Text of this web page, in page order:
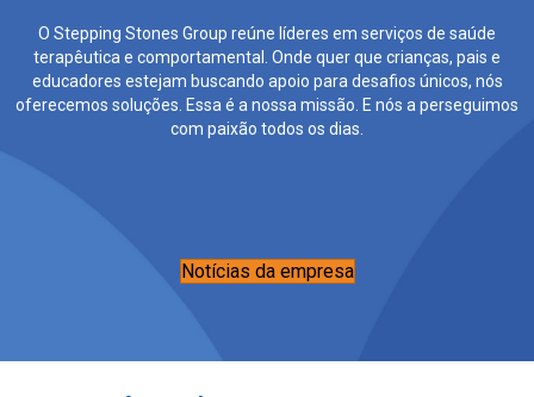
O Stepping Stones Group reúne líderes em serviços de saúde
terapêutica e comportamental. Onde quer que crianças, pais e
educadores estejam buscando apoio para desafios únicos, nós
oferecemos soluções. Essa é a nossa missão. E nós a perseguimos
com paixão todos os dias.
Notícias da empresa